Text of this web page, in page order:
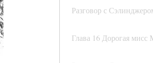
Разговор с
Глава 16 Дорогая мисс